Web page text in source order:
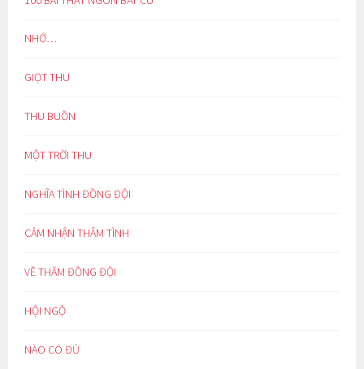
NHỚ…
GIỌT THU
THU BUỒN
MỘT TRỜI THU
NGHĨA TÌNH ĐỒNG ĐỘI
CẢM NHẬN THÂM TÌNH
VỀ THĂM ĐỒNG ĐỘI
HỘI NGỘ
NÀO CÓ ĐỦ